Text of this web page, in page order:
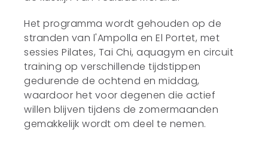
Het programma wordt gehouden op de
stranden van l'Ampolla en El Portet, met
sessies Pilates, Tai Chi, aquagym en circuit
training op verschillende tijdstippen
gedurende de ochtend en middag,
waardoor het voor degenen die actief
willen blijven tijdens de zomermaanden
gemakkelijk wordt om deel te nemen.